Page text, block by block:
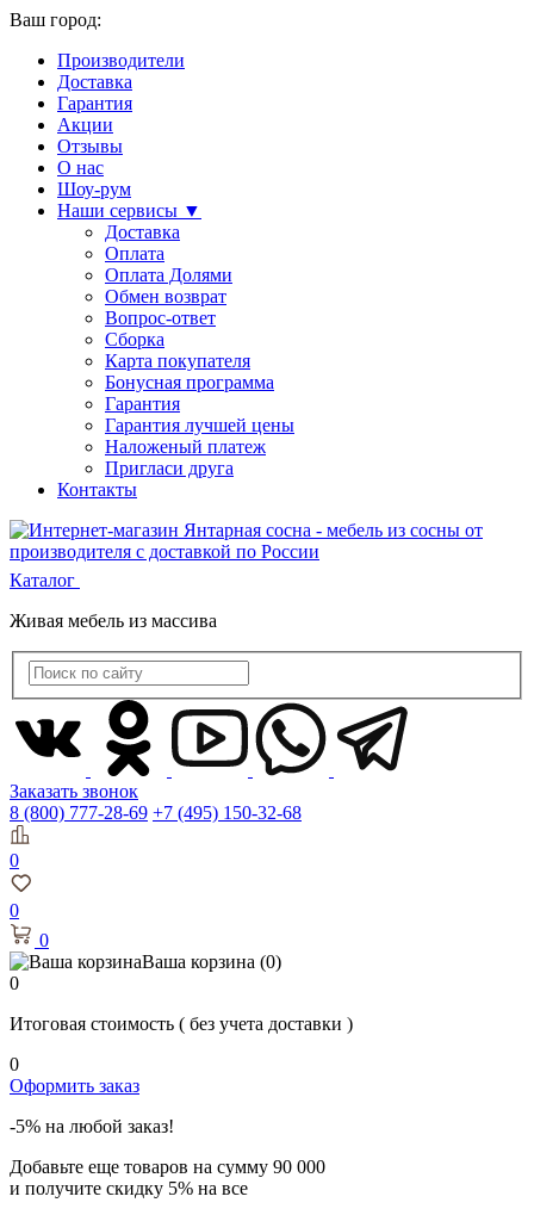
Ваш город:
Производители
Доставка
Гарантия
Акции
Отзывы
О нас
Шоу-рум
Наши сервисы ▼
Доставка
Оплата
Оплата Долями
Обмен возврат
Вопрос-ответ
Сборка
Карта покупателя
Бонусная программа
Гарантия
Гарантия лучшей цены
Наложеный платеж
Пригласи друга
Контакты
Каталог
Живая мебель из массива
Заказать звонок
8 (800) 777-28-69 +7 (495) 150-32-68
0
0
0
Ваша корзина (0)
0
Итоговая стоимость ( без учета доставки )
0
Оформить заказ
-5% на любой заказ!
Добавьте еще товаров на сумму 90 000
и получите скидку 5% на все